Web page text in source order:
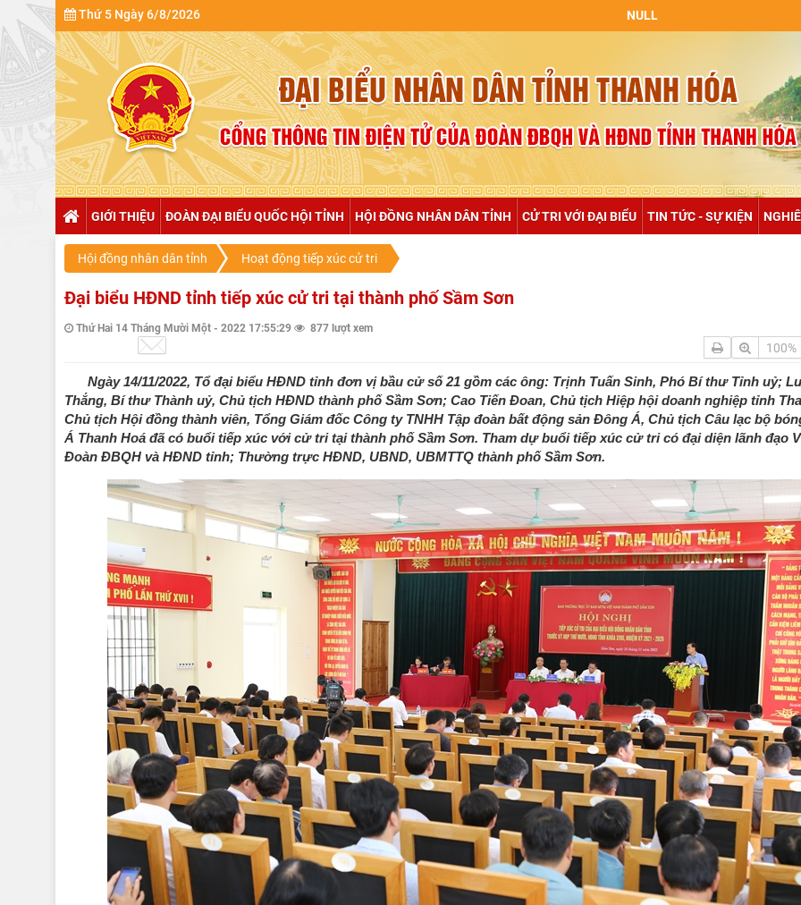
Thứ 5 Ngày 6/8/2026
GIỚI THIỆU ĐOÀN ĐẠI BIỂU QUỐC HỘI TỈNH HỘI ĐỒNG NHÂN DÂN TỈNH CỬ TRI VỚI ĐẠI BIỂU TIN TỨC - SỰ KIỆN
Hội đồng nhân dân tỉnh Hoạt động tiếp xúc cử tri
Đại biểu HĐND tỉnh tiếp xúc cử tri tại thành phố Sầm Sơn
Thứ Hai 14 Tháng Mười Một - 2022 17:55:29 877 lượt xem
100%
Ngày 14/11/2022, Tổ đại biểu HĐND tỉnh đơn vị bầu cử số 21 gồm các ông: Trịnh Tuấn Sinh, Phó Bí thư Tỉnh uỷ;
Thắng, Bí thư Thành uỷ, Chủ tịch HĐND thành phố Sầm Sơn; Cao Tiến Đoan, Chủ tịch Hiệp hội doanh nghiệp tỉnh
Chủ tịch Hội đồng thành viên, Tổng Giám đốc Công ty TNHH Tập đoàn bất động sản Đông Á, Chủ tịch Câu lạc bộ
Á Thanh Hoá đã có buổi tiếp xúc với cử tri tại thành phố Sầm Sơn. Tham dự buổi tiếp xúc cử tri có đại diện lãnh đạo
Đoàn ĐBQH và HĐND tỉnh; Thường trực HĐND, UBND, UBMTTQ thành phố Sầm Sơn.